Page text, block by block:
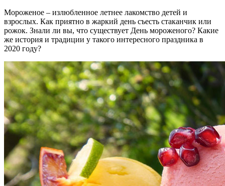
Мороженое – излюбленное летнее лакомство детей и
взрослых. Как приятно в жаркий день съесть стаканчик или
рожок. Знали ли вы, что существует День мороженого? Какие
же история и традиции у такого интересного праздника в
2020 году?